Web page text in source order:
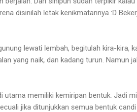
disinilah letak kenikmatannya :D
lewati lembah, begitulah kira-kira,
yang naik, dan kadang turun. Namun
memiliki kemiripan bentuk. Jadi
jika ditunjukkan semua bentuk